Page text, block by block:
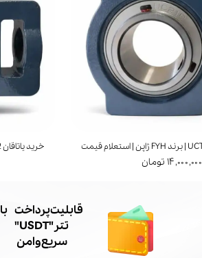
خرید یاتاقان UCT 212 | برند FYH ژاپن | استعلام قیمت
۱۴,۰۰۰,۰۰۰ تومان
​قابلیت پرداخت با
تتر"USDT"
سریع و امن